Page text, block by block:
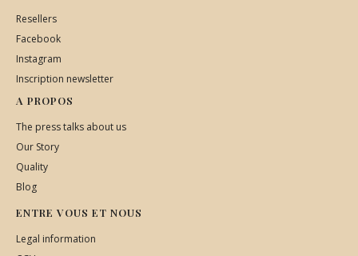
Resellers
Facebook
Instagram
Inscription newsletter
A PROPOS
The press talks about us
Our Story
Quality
Blog
ENTRE VOUS ET NOUS
Legal information